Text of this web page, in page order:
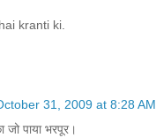
kranti ki.
31, 2009 at 8:28 AM
जो पाया भरपूर।